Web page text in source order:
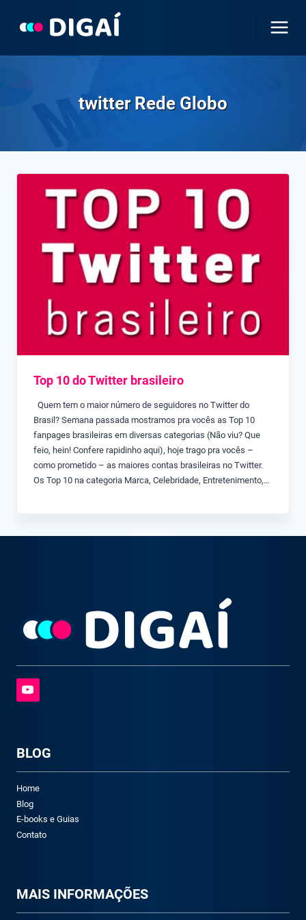
twitter Rede Globo
Top 10 do Twitter brasileiro
Quem tem o maior número de seguidores no Twitter do
Brasil? Semana passada mostramos pra vocês as Top 10
fanpages brasileiras em diversas categorias (Não viu? Que
feio, hein! Confere rapidinho aqui), hoje trago pra vocês –
como prometido – as maiores contas brasileiras no Twitter.
Os Top 10 na categoria Marca, Celebridade, Entretenimento,…
BLOG
Home
Blog
E-books e Guias
Contato
MAIS INFORMAÇÕES